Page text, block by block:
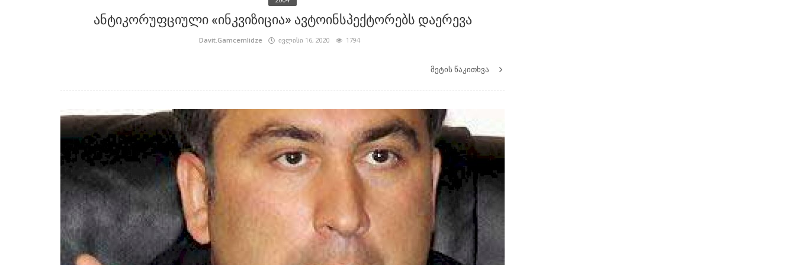
ანტიკორუფციული «ინკვიზიცია» ავტოინსპექტორებს დაერევა
Davit.Gamcemlidze ივლისი 16, 2020 1794
მეტის წაკითხვა